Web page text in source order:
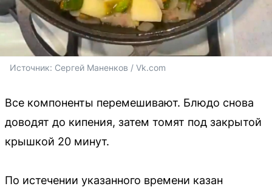
Источник: Сергей Маненков / Vk.com
Все компоненты перемешивают. Блюдо снова
доводят до кипения, затем томят под закрытой
крышкой 20 минут.
По истечении указанного времени казан